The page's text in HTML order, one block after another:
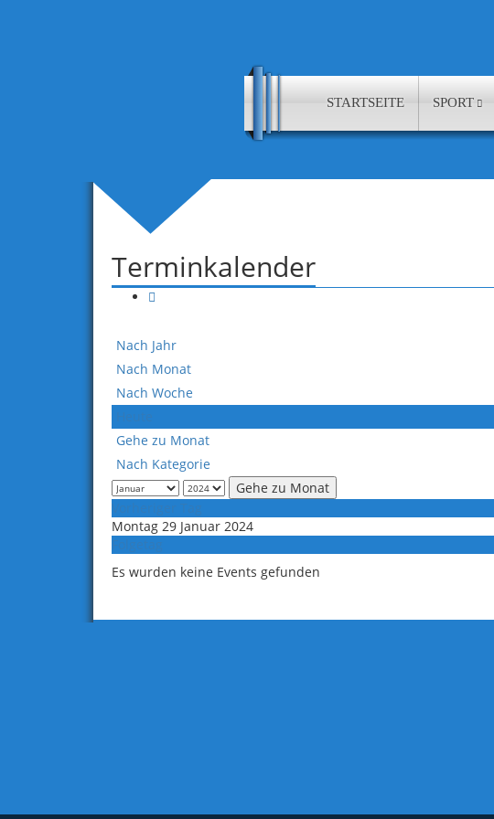
STARTSEITE SPORT
Terminkalender
Nach Jahr
Nach Monat
Nach Woche
Gehe zu Monat
Nach Kategorie
Gehe zu Monat
Montag 29 Januar 2024
Es wurden keine Events gefunden